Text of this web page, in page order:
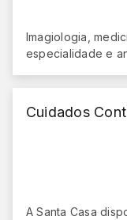
Imagiologia,
especialidade e
Cuidados
A Santa Casa